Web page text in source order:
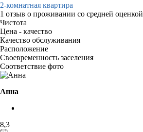
2-комнатная квартира
1 отзыв о проживании со средней оценкой
Чистота
Цена - качество
Качество обслуживания
Расположение
Своевременность заселения
Соответствие фото
Анна
8,3